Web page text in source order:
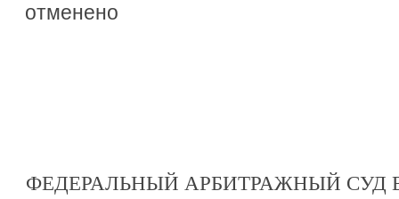
отменено
ФЕДЕРАЛЬНЫЙ АРБИТРАЖНЫЙ СУД